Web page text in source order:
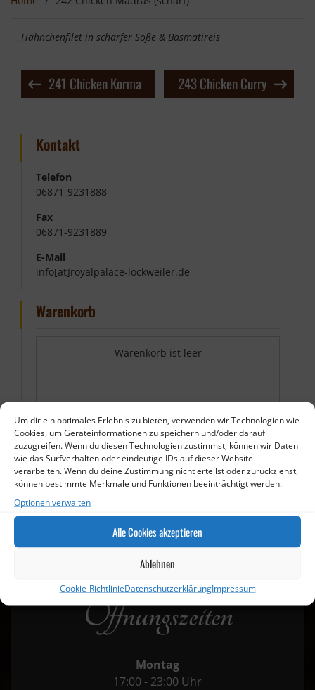
Um dir ein optimales Erlebnis zu bieten, verwenden wir Technologien wie
Cookies, um Geräteinformationen zu speichern und/oder darauf
zuzugreifen. Wenn du diesen Technologien zustimmst, können wir Daten
wie das Surfverhalten oder eindeutige IDs auf dieser Website
verarbeiten. Wenn du deine Zustimmung nicht erteilst oder zurückziehst,
können bestimmte Merkmale und Funktionen beeinträchtigt werden.
Optionen verwalten
Alle Cookies akzeptieren
Ablehnen
Cookie-RichtlinieDatenschutzerklärungImpressum
Hähnchenfilet in scharfer Soße & Basmatireis
Beitragsnavigation
241 Chicken Korma 243 Chicken Curry
Kontakt
Telefon
06871-9231888
Fax
06871-9231889
E-Mail
info[at]royalpalace-lockweiler.de
Warenkorb
Warenkorb ist leer
Ich möchte die Bestellung abholen
Öffnungszeiten
Montag
17:00 - 23:00 Uhr